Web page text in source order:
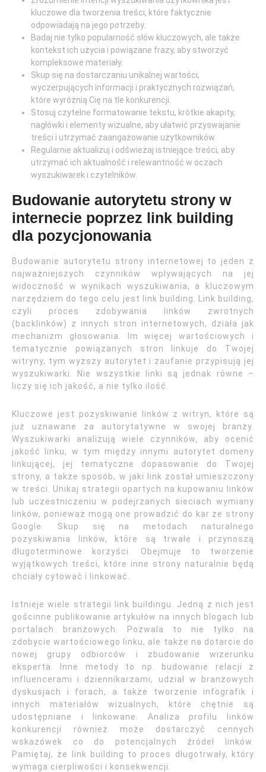
kluczowe dla tworzenia treści, które faktycznie
odpowiadają na jego potrzeby.
Badaj nie tylko popularność słów kluczowych, ale także
kontekst ich użycia i powiązane frazy, aby stworzyć
kompleksowe materiały.
Skup się na dostarczaniu unikalnej wartości,
wyczerpujących informacji i praktycznych rozwiązań,
które wyróżnią Cię na tle konkurencji.
Stosuj czytelne formatowanie tekstu, krótkie akapity,
nagłówki i elementy wizualne, aby ułatwić przyswajanie
treści i utrzymać zaangażowanie użytkowników.
Regularnie aktualizuj i odświeżaj istniejące treści, aby
utrzymać ich aktualność i relewantność w oczach
wyszukiwarek i czytelników.
Budowanie autorytetu strony w
internecie poprzez link building
dla pozycjonowania
Budowanie autorytetu strony internetowej to jeden z
najważniejszych czynników wpływających na jej
widoczność w wynikach wyszukiwania, a kluczowym
narzędziem do tego celu jest link building. Link building,
czyli proces zdobywania linków zwrotnych
(backlinków) z innych stron internetowych, działa jak
mechanizm głosowania. Im więcej wartościowych i
tematycznie powiązanych stron linkuje do Twojej
witryny, tym wyższy autorytet i zaufanie przypisują jej
wyszukiwarki. Nie wszystkie linki są jednak równe –
liczy się ich jakość, a nie tylko ilość.
Kluczowe jest pozyskiwanie linków z witryn, które są
już uznawane za autorytatywne w swojej branży.
Wyszukiwarki analizują wiele czynników, aby ocenić
jakość linku, w tym między innymi autorytet domeny
linkującej, jej tematyczne dopasowanie do Twojej
strony, a także sposób, w jaki link został umieszczony
w treści. Unikaj strategii opartych na kupowaniu linków
lub uczestniczeniu w podejrzanych sieciach wymiany
linków, ponieważ mogą one prowadzić do kar ze strony
Google. Skup się na metodach naturalnego
pozyskiwania linków, które są trwałe i przynoszą
długoterminowe korzyści. Obejmuje to tworzenie
wyjątkowych treści, które inne strony naturalnie będą
chciały cytować i linkować.
Istnieje wiele strategii link buildingu. Jedną z nich jest
gościnne publikowanie artykułów na innych blogach lub
portalach branżowych. Pozwala to nie tylko na
zdobycie wartościowego linku, ale także na dotarcie do
nowej grupy odbiorców i zbudowanie wizerunku
eksperta. Inne metody to np. budowanie relacji z
influencerami i dziennikarzami, udział w branżowych
dyskusjach i forach, a także tworzenie infografik i
innych materiałów wizualnych, które chętnie są
udostępniane i linkowane. Analiza profilu linków
konkurencji również może dostarczyć cennych
wskazówek co do potencjalnych źródeł linków.
Pamiętaj, że link building to proces długotrwały, który
wymaga cierpliwości i konsekwencji.